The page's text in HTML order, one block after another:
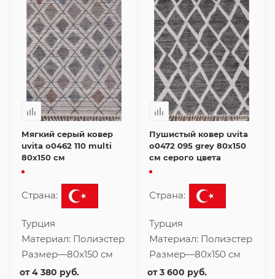
Мягкий серый ковер
uvita o0462 110 multi
80x150 см
Страна:
Турция
Материал: Полиэстер
Размер—80x150 см
от4 380 руб.
Пушистый ковер uvita
o0472 095 grey 80x150
см серого цвета
Страна:
Турция
Материал: Полиэстер
Размер—80x150 см
от3 600 руб.